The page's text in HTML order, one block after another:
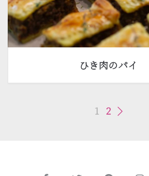
ひき肉のパイ
1 2